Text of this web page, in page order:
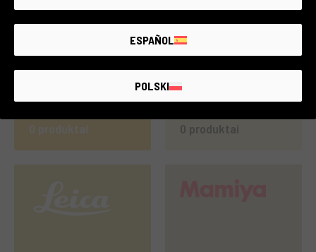
0 produktai
ESPAÑOL
POLSKI